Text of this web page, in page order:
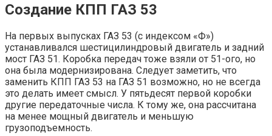
Создание КПП ГАЗ 53
На первых выпусках ГАЗ 53 (с индексом «Ф»)
устанавливался шестицилиндровый двигатель и задний
мост ГАЗ 51. Коробка передач тоже взяли от 51-ого, но
она была модернизирована. Следует заметить, что
заменить КПП ГАЗ 53 на ГАЗ 51 возможно, но не всегда
это делать имеет смысл. У пятьдесят первой коробки
другие передаточные числа. К тому же, она рассчитана
на менее мощный двигатель и меньшую
грузоподъемность.